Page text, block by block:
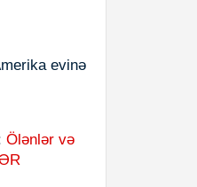
evinə
Ölənlər və